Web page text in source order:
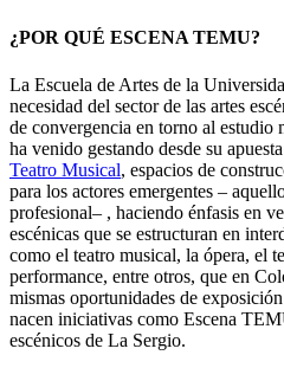
¿POR QUÉ ESCENA TEMU?
La Escuela de Artes de la
necesidad del sector de las artes
de convergencia en torno al
ha venido gestando desde su
Teatro Musical, espacios de
para los actores emergentes –
profesional– , haciendo énfasis en
escénicas que se estructuran en
como el teatro musical, la ópera, el
performance, entre otros, que en
mismas oportunidades de
nacen iniciativas como Escena
escénicos de La Sergio.